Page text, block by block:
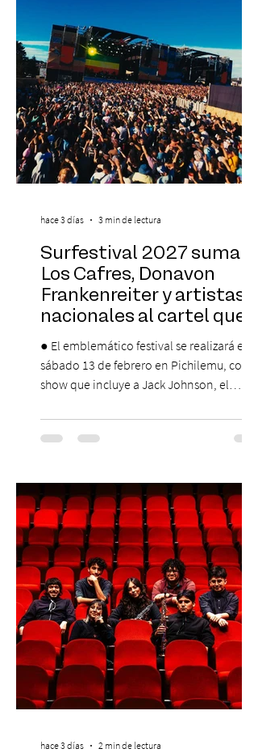
Centro Cultural Estación Mapocho, espacio
que albergará durante dos jornadas una
pro
Surfestival 2027 suma a
Los Cafres, Donavon
Frankenreiter y artistas
nacionales al cartel que
encabeza Jack Johnson
● El emblemático festival se realizará el
sábado 13 de febrero en Pichilemu, con un
show que incluye a Jack Johnson, el
El lunes 10 de agosto comienza la
Preventa Exclusiva Santander con 30%
stock). Posterior a esta preventa exclusiva
se da inicio a la segunda etapa con una
preventa con 20% descuento para los
clientes del mismo banco y 20% para las
personas que se pre inscribieron y el miérc
hace 3 días 3 min de lectura
hace 3 días 2 min de lectura